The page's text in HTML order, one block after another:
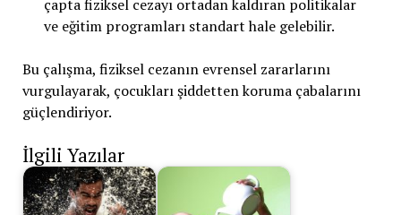
çapta fiziksel cezayı ortadan kaldıran politikalar
ve eğitim programları standart hale gelebilir.
Bu çalışma, fiziksel cezanın evrensel zararlarını
vurgulayarak, çocukları şiddetten koruma çabalarını
güçlendiriyor.
İlgili Yazılar